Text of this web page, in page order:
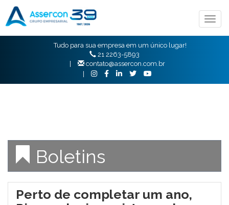
Tudo para sua empresa em um único lugar!
21 2263-5893
contato@assercon.com.br
Boletins
Perto de completar um ano,